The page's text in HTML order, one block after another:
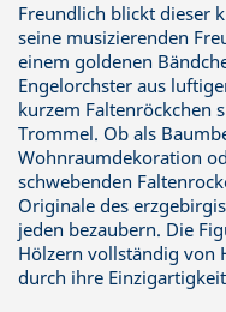
Freundlich blickt dieser
seine musizierenden
einem goldenen
Engelorchster aus
kurzem Faltenröckchen
Trommel. Ob als
Wohnraumdekoration
schwebenden
Originale des
jeden bezaubern. Die
Hölzern vollständig von
durch ihre